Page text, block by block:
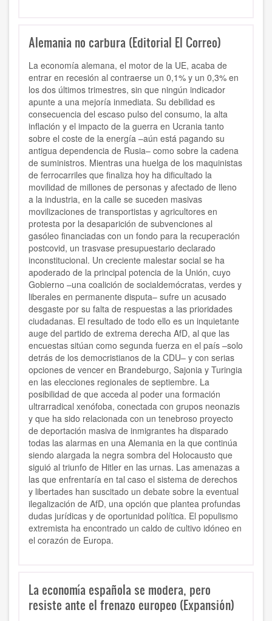
Alemania no carbura (Editorial El Correo)
La economía alemana, el motor de la UE, acaba de
entrar en recesión al contraerse un 0,1% y un 0,3% en
los dos últimos trimestres, sin que ningún indicador
apunte a una mejoría inmediata. Su debilidad es
consecuencia del escaso pulso del consumo, la alta
inflación y el impacto de la guerra en Ucrania tanto
sobre el coste de la energía –aún está pagando su
antigua dependencia de Rusia– como sobre la cadena
de suministros. Mientras una huelga de los maquinistas
de ferrocarriles que finaliza hoy ha dificultado la
movilidad de millones de personas y afectado de lleno
a la industria, en la calle se suceden masivas
movilizaciones de transportistas y agricultores en
protesta por la desaparición de subvenciones al
gasóleo financiadas con un fondo para la recuperación
postcovid, un trasvase presupuestario declarado
inconstitucional. Un creciente malestar social se ha
apoderado de la principal potencia de la Unión, cuyo
Gobierno –una coalición de socialdemócratas, verdes y
liberales en permanente disputa– sufre un acusado
desgaste por su falta de respuestas a las prioridades
ciudadanas. El resultado de todo ello es un inquietante
auge del partido de extrema derecha AfD, al que las
encuestas sitúan como segunda fuerza en el país –solo
detrás de los democristianos de la CDU– y con serias
opciones de vencer en Brandeburgo, Sajonia y Turingia
en las elecciones regionales de septiembre. La
posibilidad de que acceda al poder una formación
ultrarradical xenófoba, conectada con grupos neonazis
y que ha sido relacionada con un tenebroso proyecto
de deportación masiva de inmigrantes ha disparado
todas las alarmas en una Alemania en la que continúa
siendo alargada la negra sombra del Holocausto que
siguió al triunfo de Hitler en las urnas. Las amenazas a
las que enfrentaría en tal caso el sistema de derechos
y libertades han suscitado un debate sobre la eventual
ilegalización de AfD, una opción que plantea profundas
dudas jurídicas y de oportunidad política. El populismo
extremista ha encontrado un caldo de cultivo idóneo en
el corazón de Europa.
La economía española se modera, pero
resiste ante el frenazo europeo (Expansión)